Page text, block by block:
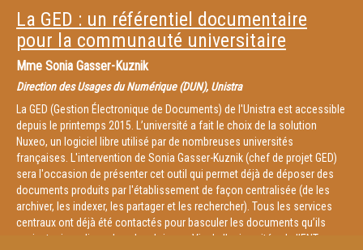
La GED : un référentiel documentaire
pour la communauté universitaire
Mme Sonia Gasser-Kuznik
Direction des Usages du Numérique (DUN), Unistra
La GED (Gestion Électronique de Documents) de l'Unistra est accessible
depuis le printemps 2015. L’université a fait le choix de la solution
Nuxeo, un logiciel libre utilisé par de nombreuses universités
françaises. L'intervention de Sonia Gasser-Kuznik (chef de projet GED)
sera l'occasion de présenter cet outil qui permet déjà de déposer des
documents produits par l'établissement de façon centralisée (de les
archiver, les indexer, les partager et les rechercher). Tous les services
centraux ont déjà été contactés pour basculer les documents qu’ils
avaient mis en ligne dans la rubrique « Vie de l’université » de l’ENT.